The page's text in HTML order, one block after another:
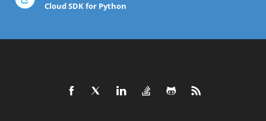
Cloud SDK for Python